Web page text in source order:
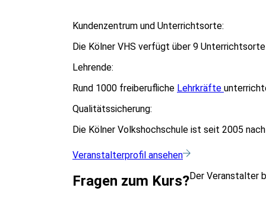
Kundenzentrum und Unterrichtsorte:
Die Kölner VHS verfügt über 9
Lehrende:
Rund 1000 freiberufliche Lehrkräfte
Qualitätssicherung:
Die Kölner Volkshochschule ist seit 2005 nach
Veranstalterprofil ansehen
Fragen zum Kurs?Der Veranstalter